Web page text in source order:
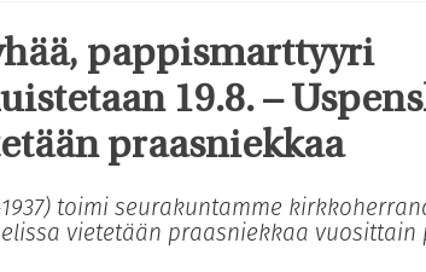
pappismarttyyri
19.8. –
praasniekkaa
toimi seurakuntamme
vietetään praasniekkaa vuosittain